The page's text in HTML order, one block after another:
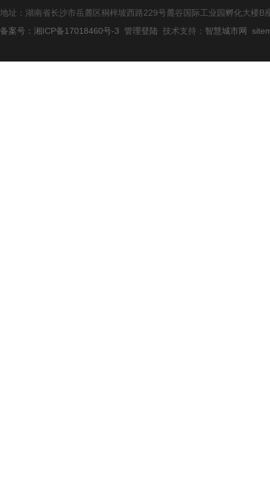
地址：湖南省长沙市岳麓区桐梓坡西路229号麓谷国际工业园孵化大楼B
备案号：湘ICP备17018460号-3
管理登陆 技术支持： 智慧城市网